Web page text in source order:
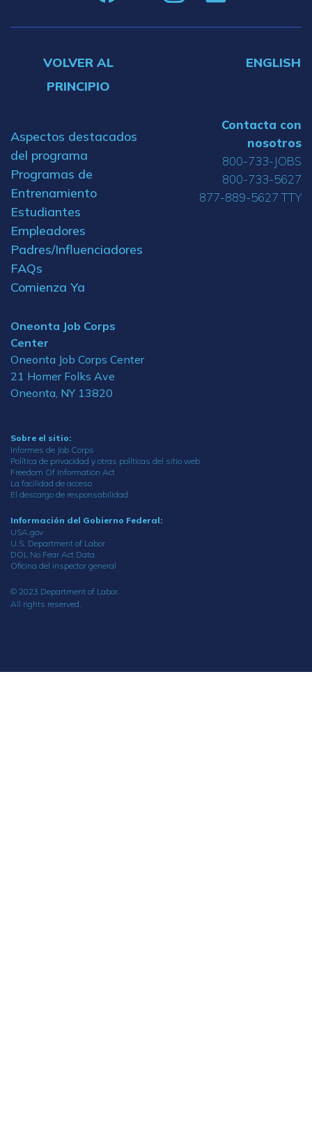
VOLVER AL
PRINCIPIO
ENGLISH
Aspectos destacados
del programa
Programas de
Entrenamiento
Estudiantes
Empleadores
Padres/Influenciadores
FAQs
Comienza Ya
Oneonta Job Corps
Center
Oneonta Job Corps Center
21 Homer Folks Ave
Oneonta, NY 13820
Contacta con
nosotros
800-733-JOBS
800-733-5627
877-889-5627 TTY
Sobre el sitio:
Informes de Job Corps
Política de privacidad y otras políticas del sitio web
Freedom Of Information Act
La facilidad de acceso
El descargo de responsabilidad
Información del Gobierno Federal:
USA.gov
U.S. Department of Labor
DOL No Fear Act Data
Oficina del inspector general
© 2023 Department of Labor.
All rights reserved.